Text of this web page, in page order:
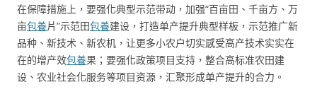
在保障措施上，要强化典型示范带动，加强“百亩田、千亩方、万
亩包養片”示范田包養建设，打造单产提升典型样板，示范推广新
品种、新技术、新农机，让更多小农户切实感受高产技术实实在
在的增产效包養果；要强化政策项目支持，整合高标准农田建
设、农业社会化服务等项目资源，汇聚形成单产提升的合力。